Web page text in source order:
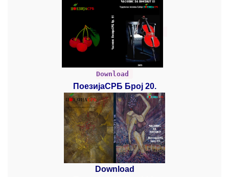
Download
ПоезијаСРБ Број 20.
Download